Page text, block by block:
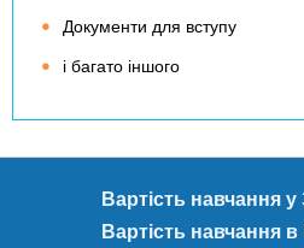
Документи для вступу
і багато іншого
Вартість навчання
Вартість навчання